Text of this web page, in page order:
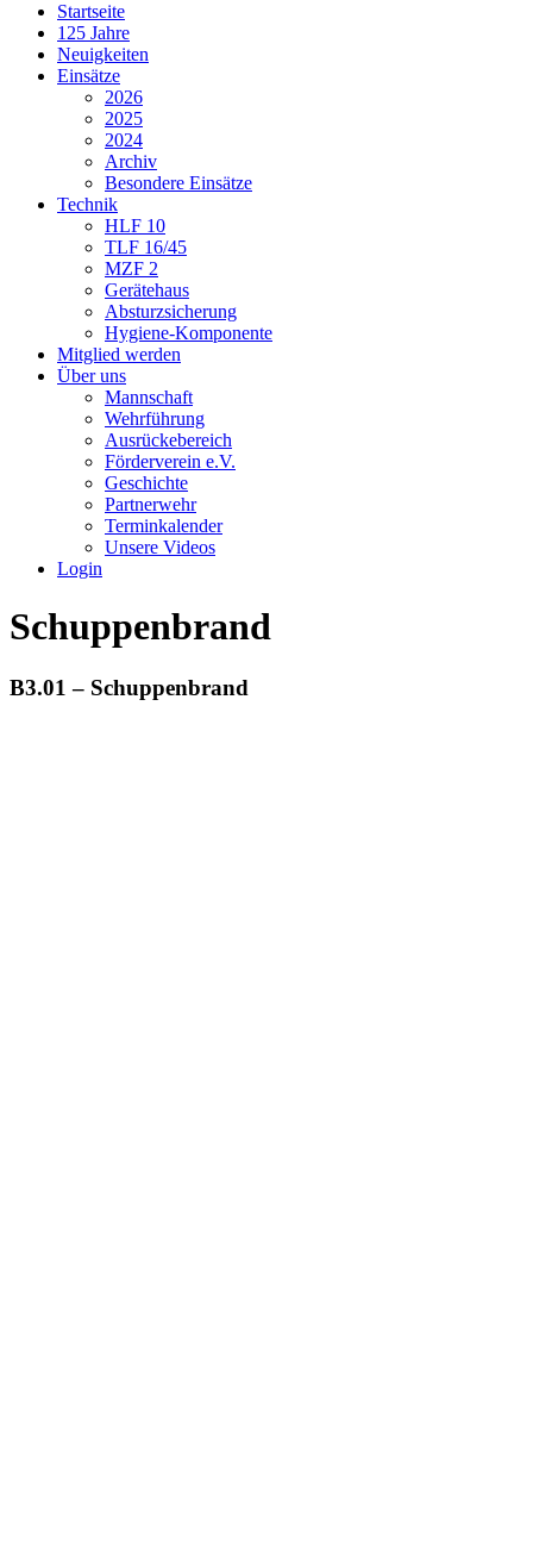
Startseite
125 Jahre
Neuigkeiten
Einsätze
2026
2025
2024
Archiv
Besondere Einsätze
Technik
HLF 10
TLF 16/45
MZF 2
Gerätehaus
Absturzsicherung
Hygiene-Komponente
Mitglied werden
Über uns
Mannschaft
Wehrführung
Ausrückebereich
Förderverein e.V.
Geschichte
Partnerwehr
Terminkalender
Unsere Videos
Login
Schuppenbrand
B3.01 – Schuppenbrand